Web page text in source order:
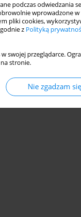
podczas odwiedzania
wprowadzone
pliki cookies,
z Polityką
swojej przeglądarce.
stronie.
Nie zgadzam się